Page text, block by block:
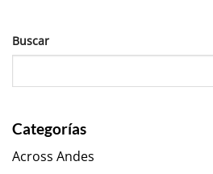
Buscar
Categorías
Across Andes